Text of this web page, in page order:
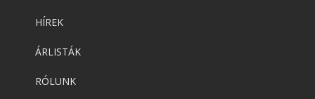
HÍREK
ÁRLISTÁK
RÓLUNK